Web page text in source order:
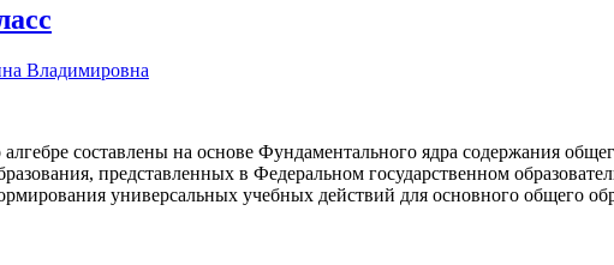
Владимировна
составлены на основе Фундаментального ядра содержа­ния
представленных в Федеральном государственном
универсальных учебных действий для основ­ного общего